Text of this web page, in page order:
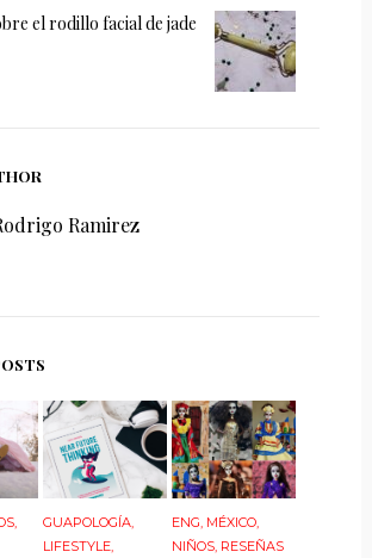
el rodillo facial de jade
Ramirez
,
GUAPOLOGÍA,
LIFESTYLE,
ENG, MÉXICO,
NIÑOS, RESEÑAS